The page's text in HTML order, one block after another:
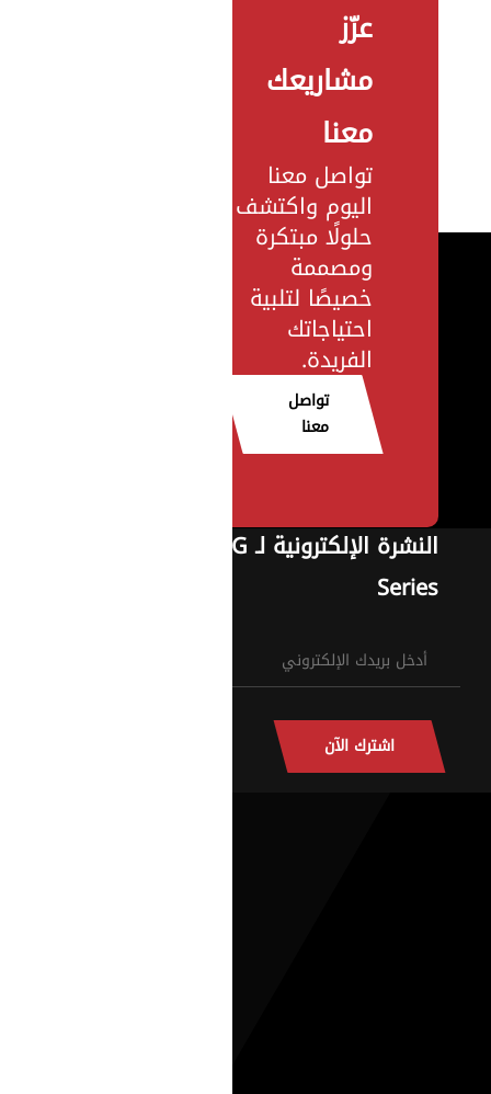
عزّز
مشاريعك
معنا
تواصل معنا
اليوم واكتشف
حلولًا مبتكرة
ومصممة
خصيصًا لتلبية
احتياجاتك
الفريدة.
تواصل
معنا
النشرة الإلكترونية لـ G
Series
اشترك الآن